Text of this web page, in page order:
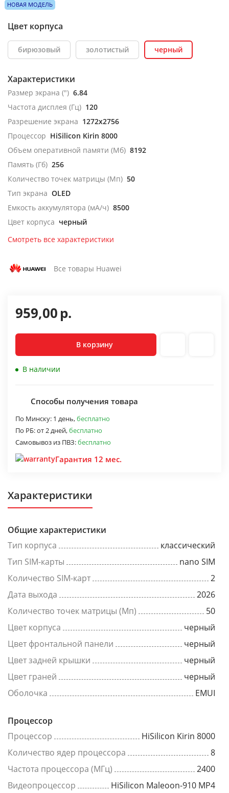
НОВАЯ МОДЕЛЬ
Цвет корпуса
бирюзовый золотистый черный
Характеристики
Размер экрана (") 6.84
Частота дисплея (Гц) 120
Разрешение экрана 1272x2756
Процессор HiSilicon Kirin 8000
Объем оперативной памяти (Мб) 8192
Память (Гб) 256
Количество точек матрицы (Мп) 50
Тип экрана OLED
Емкость аккумулятора (мА/ч) 8500
Цвет корпуса черный
Смотреть все характеристики
Все товары Huawei
959,00р.
В корзину
В наличии
Способы получения товара
По Минску: 1 день,бесплатно
По РБ:от 2 дней,бесплатно
Самовывоз из ПВЗ:бесплатно
Гарантия 12 мес.
Характеристики
Общие характеристики
Тип корпуса
классический
Тип SIM-карты
nano SIM
Количество SIM-карт
2
Дата выхода
2026
Количество точек матрицы (Мп)
50
Цвет корпуса
черный
Цвет фронтальной панели
черный
Цвет задней крышки
черный
Цвет граней
черный
Оболочка
EMUI
Процессор
Процессор
HiSilicon Kirin 8000
Количество ядер процессора
8
Частота процессора (МГц)
2400
Видеопроцессор
HiSilicon Maleoon-910 MP4